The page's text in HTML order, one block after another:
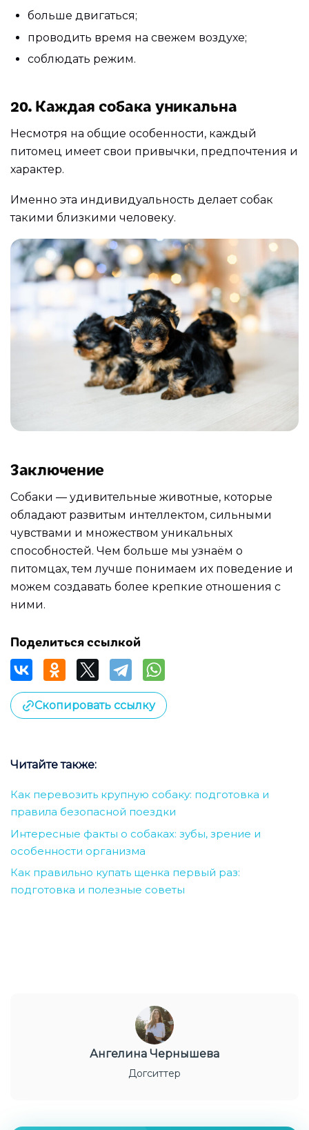
больше двигаться;
проводить время на свежем воздухе;
соблюдать режим.
20. Каждая собака уникальна
Несмотря на общие особенности, каждый
питомец имеет свои привычки, предпочтения и
характер.
Именно эта индивидуальность делает собак
такими близкими человеку.
Заключение
Собаки — удивительные животные, которые
обладают развитым интеллектом, сильными
чувствами и множеством уникальных
способностей. Чем больше мы узнаём о
питомцах, тем лучше понимаем их поведение и
можем создавать более крепкие отношения с
ними.
Поделиться ссылкой
Скопировать ссылку
Читайте также:
Как перевозить крупную собаку: подготовка и
правила безопасной поездки
Интересные факты о собаках: зубы, зрение и
особенности организма
Как правильно купать щенка первый раз:
подготовка и полезные советы
Ангелина Чернышева
Догситтер